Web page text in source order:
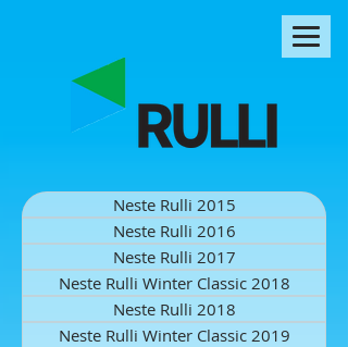
Neste Rulli 2015
Neste Rulli 2016
Neste Rulli 2017
Neste Rulli Winter Classic 2018
Neste Rulli 2018
Neste Rulli Winter Classic 2019